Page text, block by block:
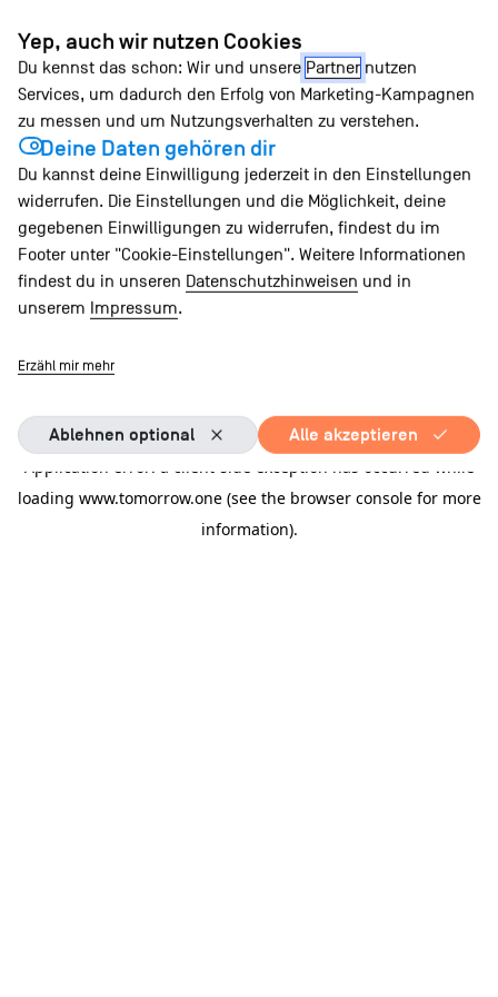
Zum
Inhalt
springen
Application error: a client-side exception has occurred while
loading www.tomorrow.one (see the browser console for more
information).
Yep, auch wir nutzen Cookies
Du kennst das schon: Wir und unsere Partner nutzen
Services, um dadurch den Erfolg von Marketing-Kampagnen
zu messen und um Nutzungsverhalten zu verstehen.
Deine Daten gehören dir
Du kannst deine Einwilligung jederzeit in den Einstellungen
widerrufen. Die Einstellungen und die Möglichkeit, deine
gegebenen Einwilligungen zu widerrufen, findest du im
Footer unter "Cookie-Einstellungen". Weitere Informationen
findest du in unseren Datenschutzhinweisen und in
unserem Impressum.
Erzähl mir mehr
Ablehnen optional Alle akzeptieren